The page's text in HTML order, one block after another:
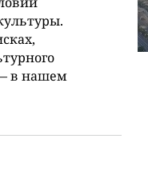
— в нашем